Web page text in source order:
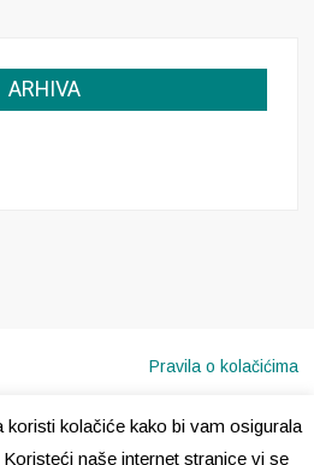
ARHIVA
Pravila o kolačićima
koristi kolačiće kako bi vam osigurala
naše internet stranice vi se
prava pridržana · Hladna Istina